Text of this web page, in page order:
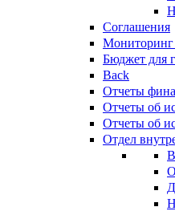
Соглашения
Мониторинг
Бюджет для
Back
Отчеты
Отчеты об
Отчеты об
Отдел